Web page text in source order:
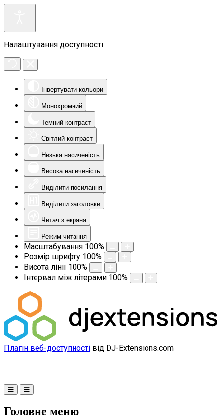
Налаштування доступності
Інвертувати кольори
Монохромний
Темний контраст
Світлий контраст
Низька насиченість
Висока насиченість
Виділити посилання
Виділити заголовки
Читач з екрана
Режим читання
Масштабування 100%
Розмір шрифту 100%
Висота лінії 100%
Інтервал між літерами 100%
Плагін веб-доступності від DJ-Extensions.com
Головне меню